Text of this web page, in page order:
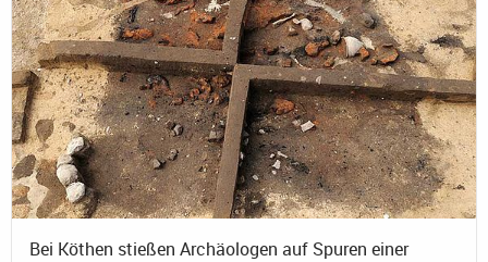
Bei Köthen stießen Archäologen auf Spuren einer